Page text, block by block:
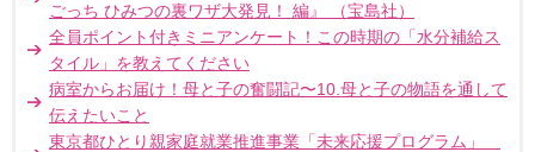
ごっち ひみつの裏ワザ大発見！ 編』 （宝島社）
全員ポイント付きミニアンケート！この時期の「水分補給ス
タイル」を教えてください
病室からお届け！母と子の奮闘記〜10.母と子の物語を通して
伝えたいこと
東京都ひとり親家庭就業推進事業「未来応援プログラム」